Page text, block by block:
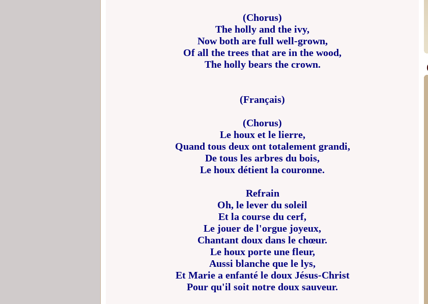
(Chorus)
The holly and the ivy,
Now both are full well-grown,
Of all the trees that are in the wood,
The holly bears the crown.
(Français)
(Chorus)
Le houx et le lierre,
Quand tous deux ont totalement grandi,
De tous les arbres du bois,
Le houx détient la couronne.
Refrain
Oh, le lever du soleil
Et la course du cerf,
Le jouer de l'orgue joyeux,
Chantant doux dans le chœur.
Le houx porte une fleur,
Aussi blanche que le lys,
Et Marie a enfanté le doux Jésus-Christ
Pour qu'il soit notre doux sauveur.